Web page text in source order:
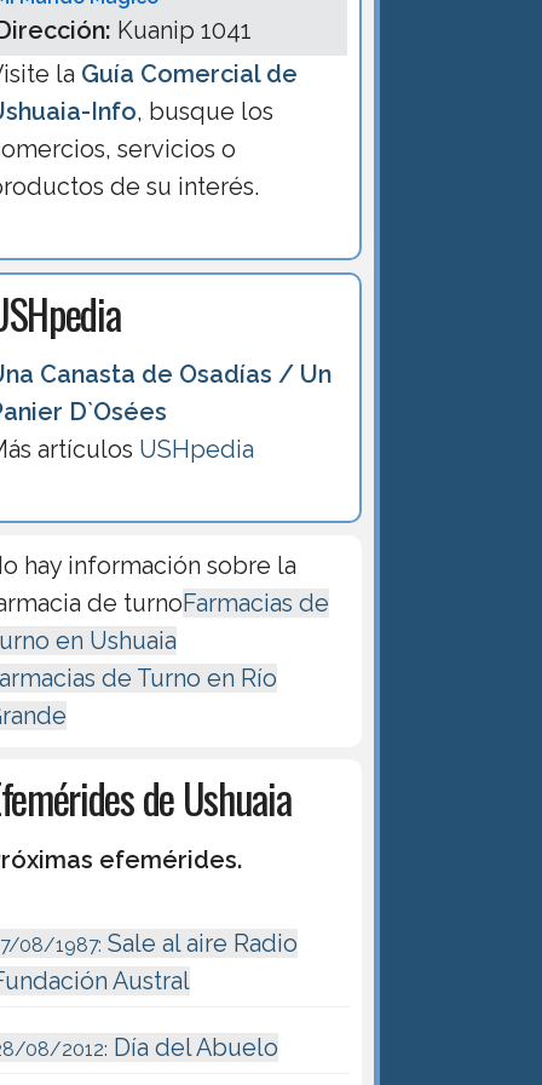
Kuanip 1041
la Guía Comercial de
Info, busque los
servicios o
de su interés.
Canasta de Osadías / Un
D`Osées
artículos USHpedia
hay información sobre la
de turnoFarmacias de
en Ushuaia
de Turno en Río
de Ushuaia
efemérides.
08/1987: Sale al aire Radio
Austral
08/2012: Día del Abuelo